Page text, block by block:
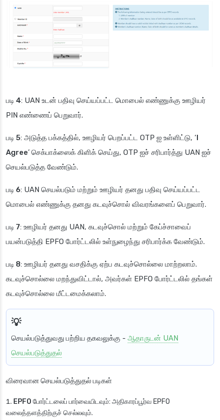
படி 4: UAN உடன் பதிவு செய்யப்பட்ட மொபைல் எண்ணுக்கு ஊழியர்
PIN எண்ணைப் பெறுவார்.
படி 5: அடுத்த பக்கத்தில், ஊழியர் பெறப்பட்ட OTP ஐ உள்ளிட்டு, ‘I
Agree’ செக்பாக்ஸைக் கிளிக் செய்து, OTP ஐச் சரிபார்த்து UAN ஐச்
செயல்படுத்த வேண்டும்.
படி 6: UAN செயல்படும் மற்றும் ஊழியர் தனது பதிவு செய்யப்பட்ட
மொபைல் எண்ணுக்கு தனது கடவுச்சொல் விவரங்களைப் பெறுவார்.
படி 7: ஊழியர் தனது UAN, கடவுச்சொல் மற்றும் கேப்ச்சாவைப்
பயன்படுத்தி EPFO போர்ட்டலில் உள்நுழைந்து சரிபார்க்க வேண்டும்.
படி 8: ஊழியர் தனது வசதிக்கு ஏற்ப கடவுச்சொல்லை மாற்றலாம்.
கடவுச்சொல்லை மறந்துவிட்டால், அவர்கள் EPFO போர்ட்டலில் தங்கள்
கடவுச்சொல்லை மீட்டமைக்கலாம்.
செயல்படுத்துவது பற்றிய தகவலுக்கு - ஆதாருடன் UAN
செயல்படுத்துதல்
விரைவான செயல்படுத்துதல் படிகள்
EPFO போர்ட்டலைப் பார்வையிடவும்: அதிகாரப்பூர்வ EPFO
வலைத்தளத்திற்குச் செல்லவும்.